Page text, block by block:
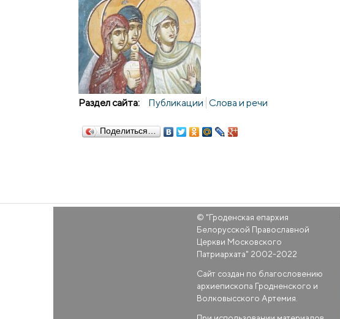
Раздел сайта: Публикации Слова и речи
Поделиться…
© "Гроденская епархия
Белорусской Православной
Церкви Московского
Патриархата" 2002-2022
Сайт создан по благословению
архиепископа Гродненского и
Волковысского Артемия.